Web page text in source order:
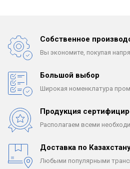
Собственное
Вы экономите, покупая
Большой выбор
Широкая номенклатура
Продукция
Располагаем всеми
Доставка по
Любыми популярными